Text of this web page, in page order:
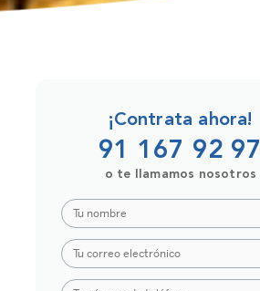
¡Contrata ahora!
91 167 92 97
o te llamamos nosotros